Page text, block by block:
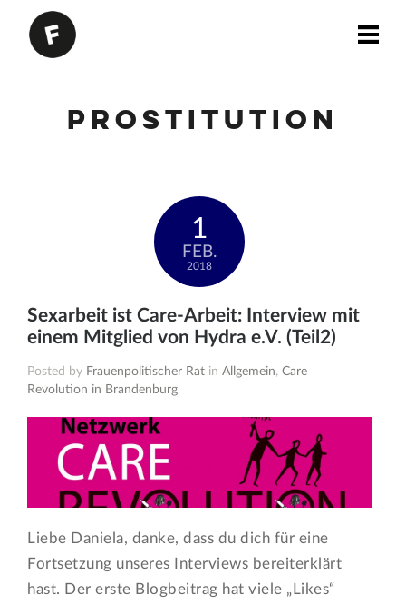
Prostitution
1
FEB.
2018
Sexarbeit ist Care-Arbeit: Interview mit
einem Mitglied von Hydra e.V. (Teil2)
Posted by Frauenpolitischer Rat inAllgemein,Care
Revolution in Brandenburg
Liebe Daniela, danke, dass du dich für eine
Fortsetzung unseres Interviews bereiterklärt
hast. Der erste Blogbeitrag hat viele „Likes“